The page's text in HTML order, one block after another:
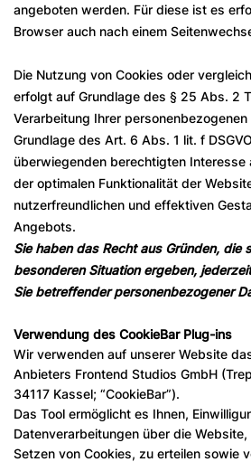
angeboten werden. Für diese ist es
Browser auch nach einem
Die Nutzung von Cookies oder
erfolgt auf Grundlage des § 25 Abs. 2
Verarbeitung Ihrer
Grundlage des Art. 6 Abs. 1 lit. f
überwiegenden berechtigten Interesse
der optimalen Funktionalität der
nutzerfreundlichen und effektiven
Angebots.
Sie haben das Recht aus Gründen, die
besonderen Situation ergeben,
Sie betreffender personenbezogener
Verwendung des CookieBar Plug-ins
Wir verwenden auf unserer Website
Anbieters Frontend Studios GmbH
34117 Kassel; “CookieBar”).
Das Tool ermöglicht es Ihnen,
Datenverarbeitungen über die
Setzen von Cookies, zu erteilen sowie